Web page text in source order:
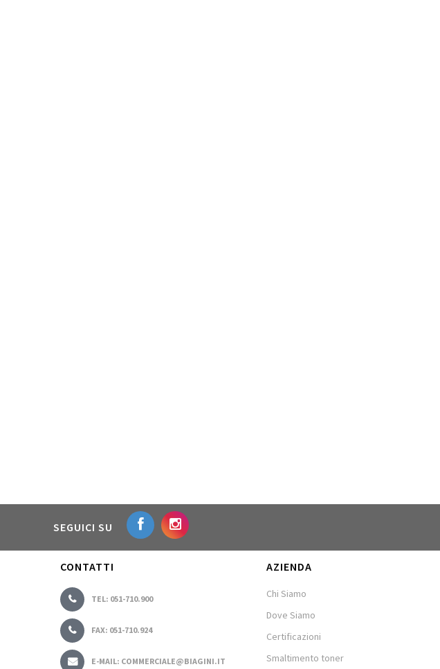
SEGUICI SU
CONTATTI
TEL: 051-710.900
FAX: 051-710.924
E-MAIL: COMMERCIALE@BIAGINI.IT
AZIENDA
Chi Siamo
Dove Siamo
Certificazioni
Smaltimento toner